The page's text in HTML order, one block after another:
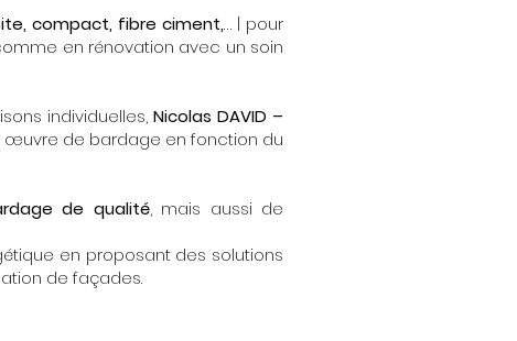
compact, fibre ciment,… | pour
en rénovation avec un soin
individuelles, Nicolas DAVID –
œuvre de bardage en fonction du
de qualité, mais aussi de
en proposant des solutions
de façades.